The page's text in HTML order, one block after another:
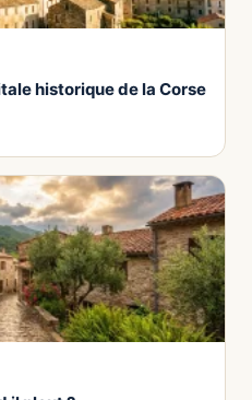
historique de la Corse